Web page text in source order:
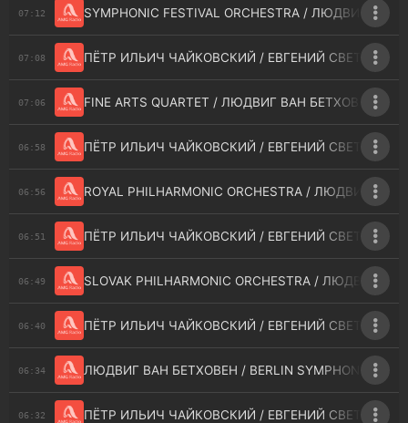
07:12 SYMPHONIC FESTIVAL ORCHESTRA / ЛЮДВИГ ВАН
07:08 ПЁТР ИЛЬИЧ ЧАЙКОВСКИЙ / ЕВГЕНИЙ
07:06 FINE ARTS QUARTET / ЛЮДВИГ ВАН БЕТХОВЕН -
06:58 ПЁТР ИЛЬИЧ ЧАЙКОВСКИЙ / ЕВГЕНИЙ СВЕТЛАНОВ
06:56 ROYAL PHILHARMONIC ORCHESTRA / ЛЮДВИГ ВАН
06:51 ПЁТР ИЛЬИЧ ЧАЙКОВСКИЙ / ЕВГЕНИЙ
06:49 SLOVAK PHILHARMONIC ORCHESTRA / ЛЮДВИГ
06:40 ПЁТР ИЛЬИЧ ЧАЙКОВСКИЙ / ЕВГЕНИЙ СВЕТЛАНОВ
06:34 ЛЮДВИГ ВАН БЕТХОВЕН / BERLIN SYMPHONIC
06:32 ПЁТР ИЛЬИЧ ЧАЙКОВСКИЙ / ЕВГЕНИЙ